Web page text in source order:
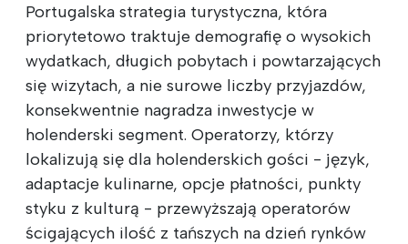
Portugalska strategia turystyczna, która
priorytetowo traktuje demografię o wysokich
wydatkach, długich pobytach i powtarzających
się wizytach, a nie surowe liczby przyjazdów,
konsekwentnie nagradza inwestycje w
holenderski segment. Operatorzy, którzy
lokalizują się dla holenderskich gości - język,
adaptacje kulinarne, opcje płatności, punkty
styku z kulturą - przewyższają operatorów
ścigających ilość z tańszych na dzień rynków